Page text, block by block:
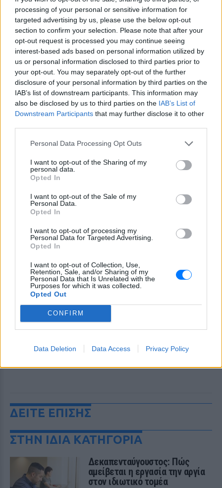
processing of your personal or sensitive information for
targeted advertising by us, please use the below opt-out
section to confirm your selection. Please note that after your
opt-out request is processed you may continue seeing
interest-based ads based on personal information utilized by
us or personal information disclosed to third parties prior to
your opt-out. You may separately opt-out of the further
disclosure of your personal information by third parties on the
IAB’s list of downstream participants. This information may
also be disclosed by us to third parties on the IAB’s List of
Downstream Participants that may further disclose it to other
Personal Data Processing Opt Outs
I want to opt-out of the Sharing of my
personal data.
Opted In
I want to opt-out of the Sale of my
Personal Data.
Opted In
I want to opt-out of processing my
Personal Data for Targeted Advertising.
Opted In
I want to opt-out of Collection, Use,
Retention, Sale, and/or Sharing of my
Personal Data that Is Unrelated with the
Purposes for which it was collected.
Opted Out
CONFIRM
Data Deletion Data Access Privacy Policy
Ακολουθήστε το E-Radio.gr στοGoogle News
και μάθετε πρώτοιτα πιο hot νέα .
Για ακόμη περισσότερανέα, μπείτε στηνροή
ειδήσεωντου E-Daily.gr
ΔΕΙΤΕ ΕΠΙΣΗΣ
ΣΤΗΝ ΙΔΙΑ ΚΑΤΗΓΟΡΙΑ
Δεκαπενταύγουστος: Πώς
αμείβεται η εργασία την αργία
στον ιδιωτικό τομέα